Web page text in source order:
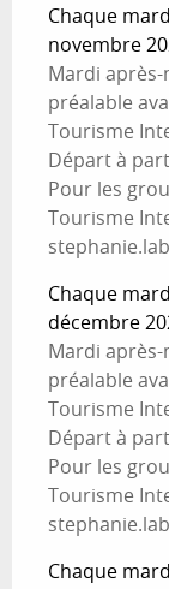
Chaque
novembre
Mardi
préalable
Tourisme
Départ à
Pour les
Tourisme
Chaque
décembre
Mardi
préalable
Tourisme
Départ à
Pour les
Tourisme
Chaque